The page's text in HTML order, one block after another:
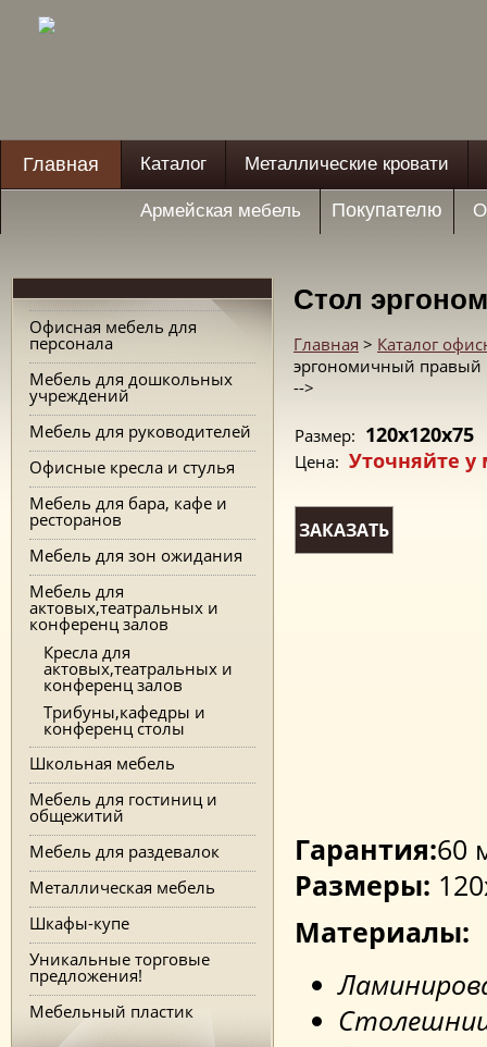
Главная Каталог Металлические кровати
Армейская мебель Покупателю
Офисная мебель для
персонала
Мебель для дошкольных
учреждений
Мебель для руководителей
Офисные кресла и стулья
Мебель для бара, кафе и
ресторанов
Мебель для зон ожидания
Мебель для
актовых,театральных и
конференц залов
Кресла для
актовых,театральных и
конференц залов
Трибуны,кафедры и
конференц столы
Школьная мебель
Мебель для гостиниц и
общежитий
Мебель для раздевалок
Металлическая мебель
Шкафы-купе
Уникальные торговые
предложения!
Мебельный пластик
Стол
Главная > Каталог
эргономичный правый
-->
Размер: 120x120x75
Цена: Уточняйте
ЗАКАЗАТЬ
Гарантия:60
Размеры:
Материалы: